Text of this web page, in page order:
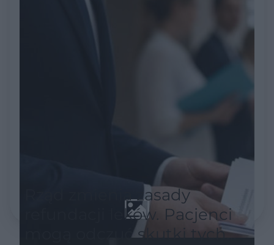
Rząd zmienia zasady
refundacji leków. Pacjenci
mogą odczuć skutki tych